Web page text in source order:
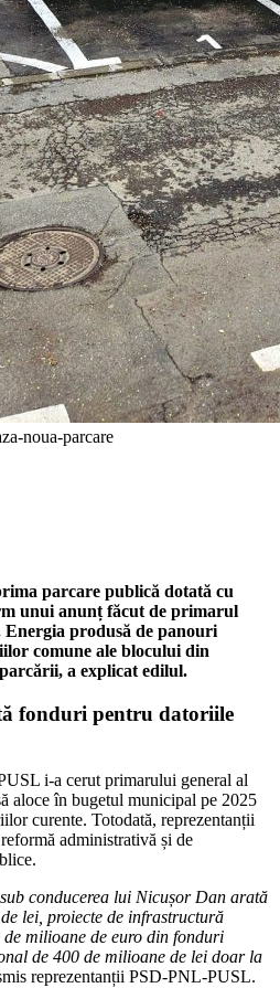
noua-parcare
parcare publică dotată cu
unui anunț făcut de primarul
Energia produsă de panouri
comune ale blocului din
a explicat edilul.
fonduri pentru datoriile
i-a cerut primarului general al
aloce în bugetul municipal pe 2025
curente. Totodată, reprezentanții
administrativă și de
conducerea lui Nicușor Dan arată
lei, proiecte de infrastructură
milioane de euro din fonduri
de 400 de milioane de lei doar la
reprezentanții PSD-PNL-PUSL.